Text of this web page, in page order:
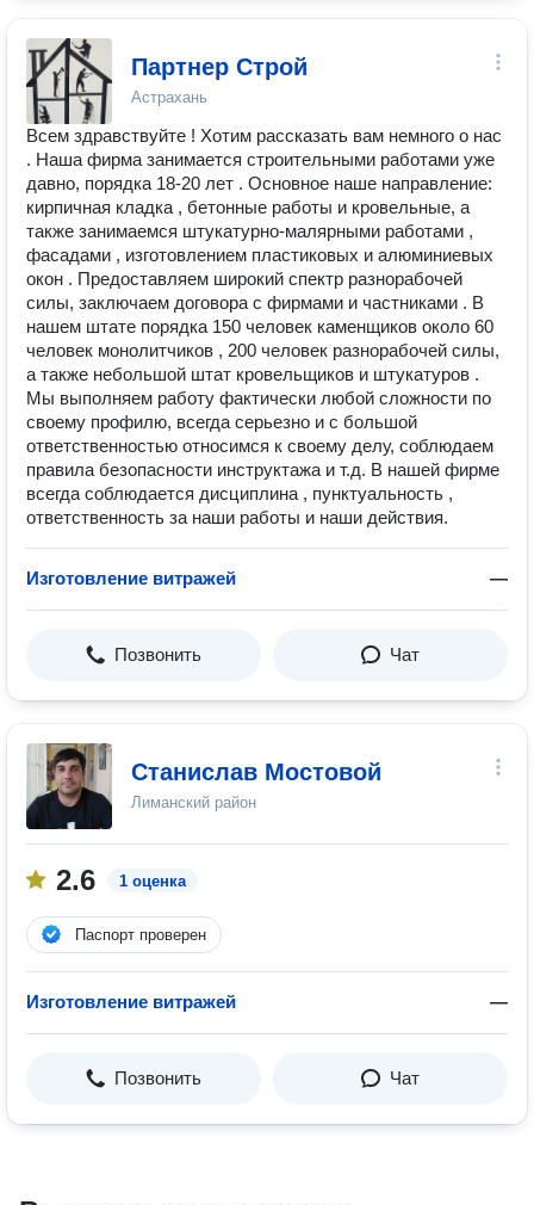
Партнер Строй
Астрахань
Всем здравствуйте ! Хотим рассказать вам немного о нас
. Наша фирма занимается строительными работами уже
давно, порядка 18-20 лет . Основное наше направление:
кирпичная кладка , бетонные работы и кровельные, а
также занимаемся штукатурно-малярными работами ,
фасадами , изготовлением пластиковых и алюминиевых
окон . Предоставляем широкий спектр разнорабочей
силы, заключаем договора с фирмами и частниками . В
нашем штате порядка 150 человек каменщиков около 60
человек монолитчиков , 200 человек разнорабочей силы,
а также небольшой штат кровельщиков и штукатуров .
Мы выполняем работу фактически любой сложности по
своему профилю, всегда серьезно и с большой
ответственностью относимся к своему делу, соблюдаем
правила безопасности инструктажа и т.д. В нашей фирме
всегда соблюдается дисциплина , пунктуальность ,
ответственность за наши работы и наши действия.
Изготовление витражей —
Позвонить Чат
Станислав Мостовой
Лиманский район
2.6 1 оценка
Паспорт проверен
Изготовление витражей —
Позвонить Чат